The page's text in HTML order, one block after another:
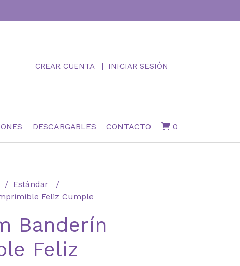
CREAR CUENTA INICIAR SESIÓN
DESCARGABLES CONTACTO 0
Estándar
Feliz Cumple
Banderín
Feliz